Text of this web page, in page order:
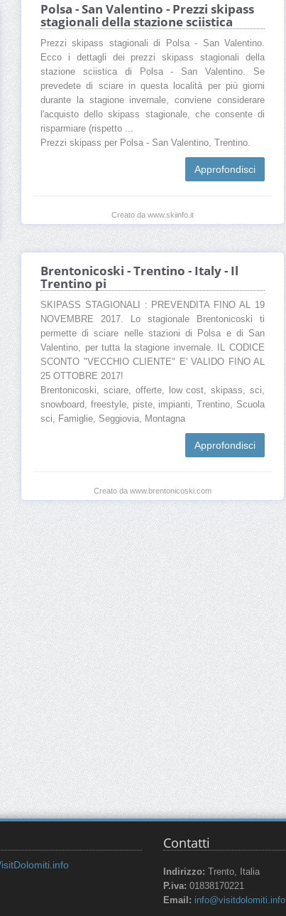
Polsa - San Valentino - Prezzi skipass
stagionali della stazione sciistica
Prezzi skipass stagionali di Polsa - San Valentino.
Ecco i dettagli dei prezzi skipass stagionali della
stazione sciistica di Polsa - San Valentino. Se
prevedete di sciare in questa località per più giorni
durante la stagione invernale, conviene considerare
l'acquisto dello skipass stagionale, che consente di
risparmiare (rispetto ...
Prezzi skipass per Polsa - San Valentino, Trentino.
Approfondisci
Creato da www.skiinfo.it
Brentonicoski - Trentino - Italy - Il
Trentino pi
SKIPASS STAGIONALI : PREVENDITA FINO AL 19
NOVEMBRE 2017. Lo stagionale Brentonicoski ti
permette di sciare nelle stazioni di Polsa e di San
Valentino, per tutta la stagione invernale. IL CODICE
SCONTO "VECCHIO CLIENTE" E' VALIDO FINO AL
25 OTTOBRE 2017!
Brentonicoski, sciare, offerte, low cost, skipass, sci,
snowboard, freestyle, piste, impianti, Trentino, Scuola
sci, Famiglie, Seggiovia, Montagna
Approfondisci
Creato da www.brentonicoski.com
Contatti
Indirizzo: Trento, Italia
P.iva: 01838170221
Email: info@visitdolomiti.info